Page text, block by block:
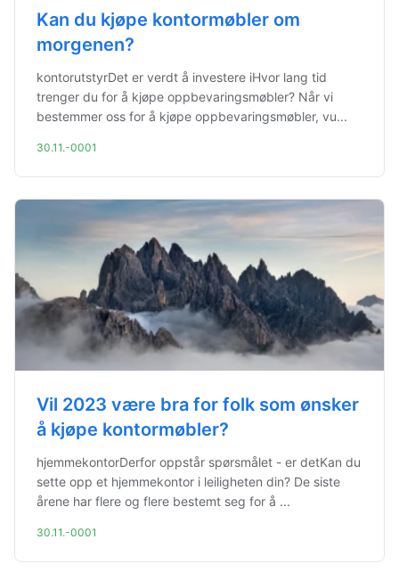
Kan du kjøpe kontormøbler om
morgenen?
kontorutstyrDet er verdt å investere iHvor lang tid
trenger du for å kjøpe oppbevaringsmøbler? Når vi
bestemmer oss for å kjøpe oppbevaringsmøbler, vu...
30.11.-0001
Vil 2023 være bra for folk som ønsker
å kjøpe kontormøbler?
hjemmekontorDerfor oppstår spørsmålet - er detKan du
sette opp et hjemmekontor i leiligheten din? De siste
årene har flere og flere bestemt seg for å ...
30.11.-0001